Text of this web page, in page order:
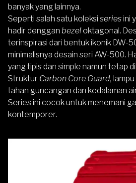
banyak yang lainnya.
Seperti salah satu koleksi seriesini
hadir denggan bezeloktagonal.
terinspirasi dari bentuk ikonik DW-
minimalisnya desain seri AW-500.
yang tipis dan simple namun tetap
Struktur Carbon Core Guard,
tahan guncangan dan kedalaman
Series ini cocok untuk menemani
kontemporer.